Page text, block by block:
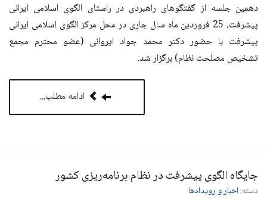
دهمین جلسه از ‌گفتگوهای راهبردی در راستای الگوی اسلامی ایرانی
پیشرفت، 25 فروردین ماه سال جاری در محل مرکز الگوی اسلامی ایرانی
پیشرفت با حضور دکتر محمد جواد ایروانی (عضو محترم مجمع
تشخیص مصلحت نظام) برگزار شد.
ادامه مطلب...
جایگاه الگوی پیشرفت در نظام برنامه‌ریزی کشور
دسته:اخبار و رویدادها